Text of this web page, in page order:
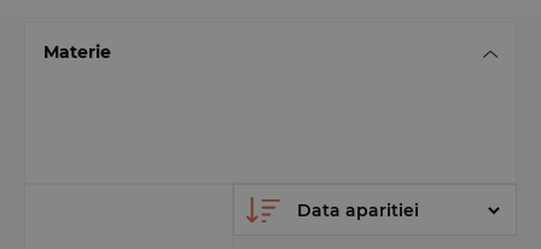
Materie